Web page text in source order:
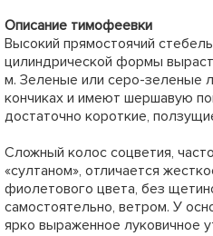
Описание тимофеевки
Высокий прямостоячий
цилиндрической формы
м. Зеленые или серо-зеленые
кончиках и имеют шершавую
достаточно короткие,
Сложный колос соцветия,
«султаном», отличается
фиолетового цвета, без
самостоятельно, ветром. У
ярко выраженное луковичное